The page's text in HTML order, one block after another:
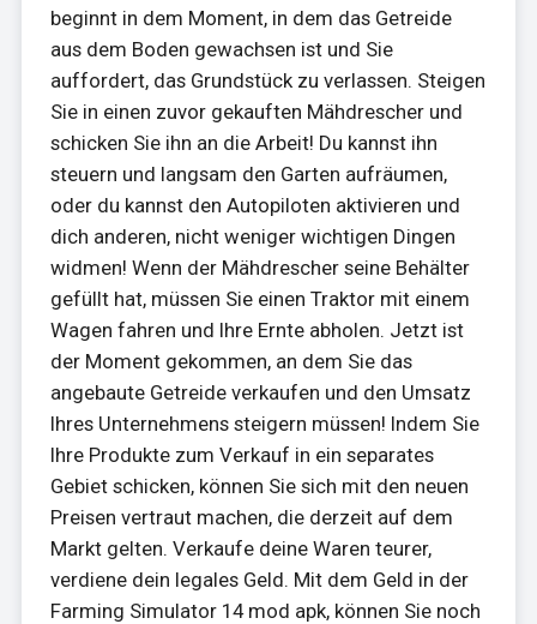
beginnt in dem Moment, in dem das Getreide
aus dem Boden gewachsen ist und Sie
auffordert, das Grundstück zu verlassen. Steigen
Sie in einen zuvor gekauften Mähdrescher und
schicken Sie ihn an die Arbeit! Du kannst ihn
steuern und langsam den Garten aufräumen,
oder du kannst den Autopiloten aktivieren und
dich anderen, nicht weniger wichtigen Dingen
widmen! Wenn der Mähdrescher seine Behälter
gefüllt hat, müssen Sie einen Traktor mit einem
Wagen fahren und Ihre Ernte abholen. Jetzt ist
der Moment gekommen, an dem Sie das
angebaute Getreide verkaufen und den Umsatz
Ihres Unternehmens steigern müssen! Indem Sie
Ihre Produkte zum Verkauf in ein separates
Gebiet schicken, können Sie sich mit den neuen
Preisen vertraut machen, die derzeit auf dem
Markt gelten. Verkaufe deine Waren teurer,
verdiene dein legales Geld. Mit dem Geld in der
Farming Simulator 14 mod apk, können Sie noch